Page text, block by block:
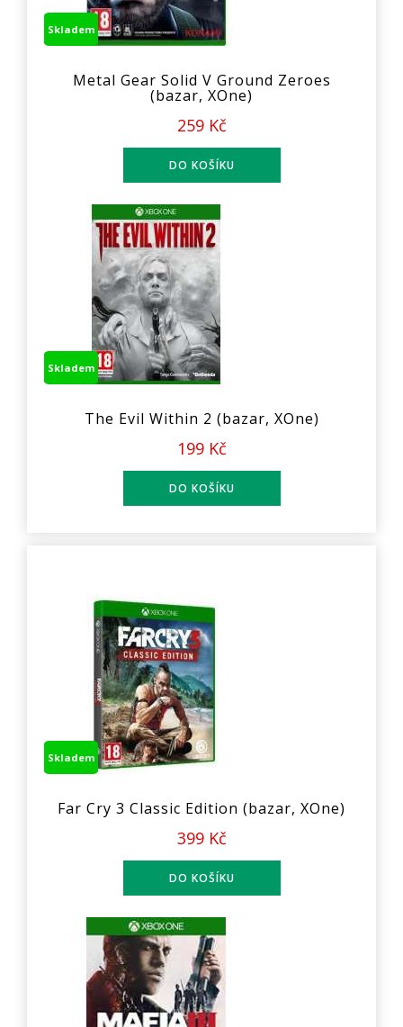
Skladem
Metal Gear Solid V Ground Zeroes
(bazar, XOne)
259 Kč
Skladem
The Evil Within 2 (bazar, XOne)
199 Kč
Skladem
Far Cry 3 Classic Edition (bazar, XOne)
399 Kč